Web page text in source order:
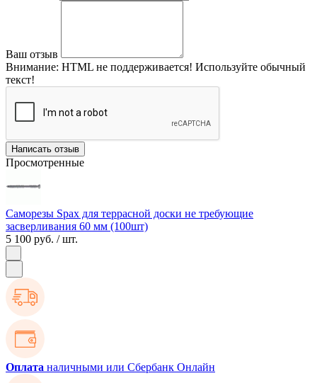
Ваш отзыв
Внимание: HTML не поддерживается! Используйте обычный
текст!
Написать отзыв
Просмотренные
Саморезы Spax для террасной доски не требующие
засверливания 60 мм (100шт)
5 100 руб. / шт.
Оплата наличными или Сбербанк Онлайн